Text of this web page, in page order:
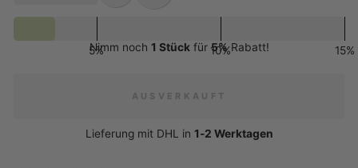
5% 10% 15%
Nimm noch 1 Stückfür 5%Rabatt!
AUSVERKAUFT
Lieferung mit DHL in 1-2 Werktagen